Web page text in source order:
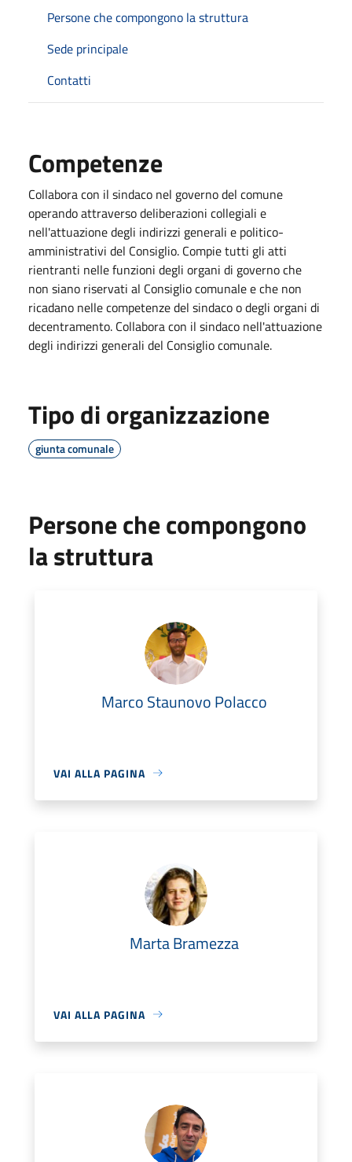
Persone che compongono la struttura
Sede principale
Contatti
Competenze
Collabora con il sindaco nel governo del comune
operando attraverso deliberazioni collegiali e
nell'attuazione degli indirizzi generali e politico-
amministrativi del Consiglio. Compie tutti gli atti
rientranti nelle funzioni degli organi di governo che
non siano riservati al Consiglio comunale e che non
ricadano nelle competenze del sindaco o degli organi di
decentramento. Collabora con il sindaco nell'attuazione
degli indirizzi generali del Consiglio comunale.
Tipo di organizzazione
giunta comunale
Persone che compongono
la struttura
Marco Staunovo Polacco
VAI ALLA PAGINA
Marta Bramezza
VAI ALLA PAGINA